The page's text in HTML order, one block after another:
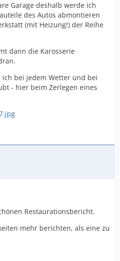
Garage deshalb werde ich
des Autos abmontieren
(mit Heizung!) der Reihe
dann die Karosserie
bei jedem Wetter und bei
- hier beim Zerlegen eines
Restaurationsbericht.
mehr berichten, als eine zu